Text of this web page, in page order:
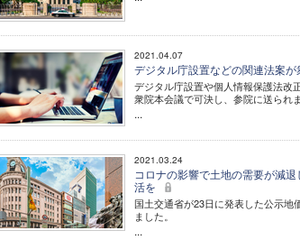
2021.04.07
デジタル庁設置などの関連法案
デジタル庁設置や個人情報保護法改
衆院本会議で可決し、参院に送られま
...
2021.03.24
コロナの影響で土地の需要が減
活を
国土交通省が23日に発表した公示地
ました。
...